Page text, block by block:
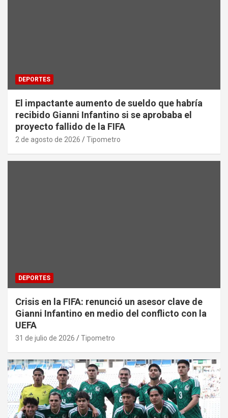
DEPORTES
El impactante aumento de sueldo que habría
recibido Gianni Infantino si se aprobaba el
proyecto fallido de la FIFA
2 de agosto de 2026 Tipometro
DEPORTES
Crisis en la FIFA: renunció un asesor clave de
Gianni Infantino en medio del conflicto con la
UEFA
31 de julio de 2026 Tipometro